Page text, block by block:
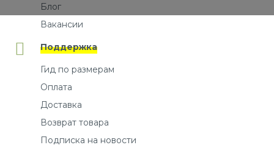
Блог
Вакансии
Поддержка
Гид по размерам
Оплата
Доставка
Возврат товара
Подписка на новости